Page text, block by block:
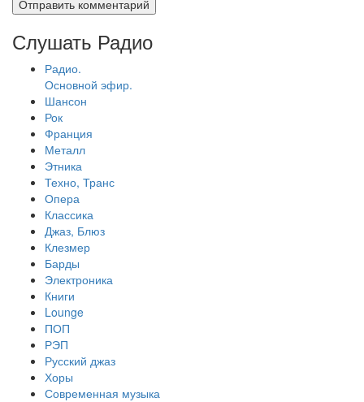
Слушать Радио
Радио.
Основной эфир.
Шансон
Рок
Франция
Металл
Этника
Техно, Транс
Опера
Классика
Джаз, Блюз
Клезмер
Барды
Электроника
Книги
Lounge
ПОП
РЭП
Русский джаз
Хоры
Современная музыка